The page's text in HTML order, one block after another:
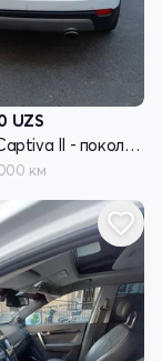
UZS
Chevrolet Captiva II - поколение
км